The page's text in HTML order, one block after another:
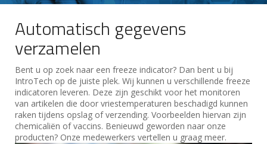
Automatisch gegevens
verzamelen
Bent u op zoek naar een freeze indicator? Dan bent u bij
IntroTech op de juiste plek. Wij kunnen u verschillende freeze
indicatoren leveren. Deze zijn geschikt voor het monitoren
van artikelen die door vriestemperaturen beschadigd kunnen
raken tijdens opslag of verzending. Voorbeelden hiervan zijn
chemicaliën of vaccins. Benieuwd geworden naar onze
producten? Onze medewerkers vertellen u graag meer.